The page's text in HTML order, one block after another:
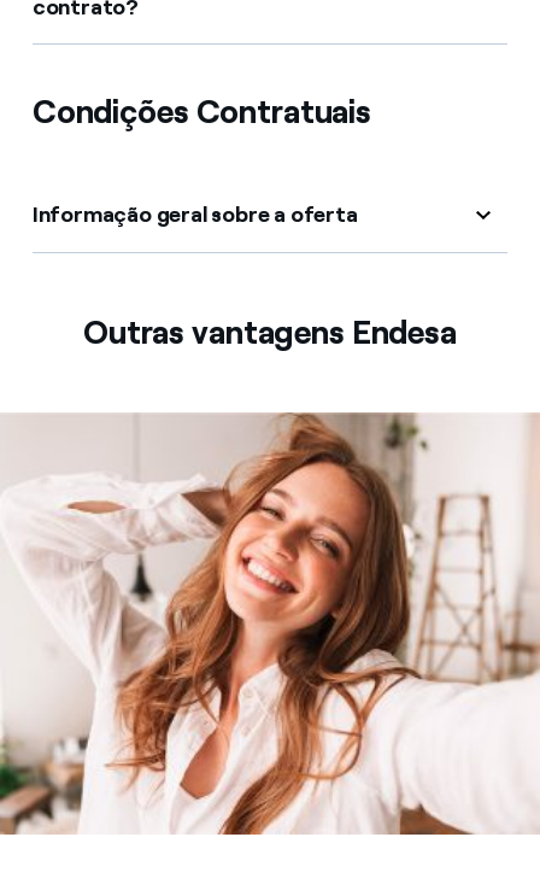
contrato?
Condições Contratuais
Informação geral sobre a oferta
Outras vantagens Endesa